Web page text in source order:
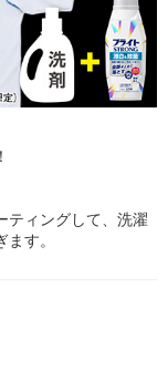
ティングして、洗濯
す。